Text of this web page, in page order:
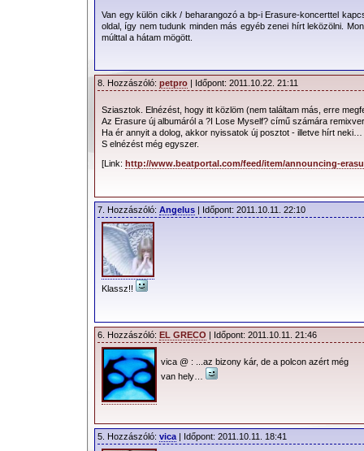
Van egy külön cikk / beharangozó a bp-i Erasure-koncerttel
oldal, így nem tudunk minden más egyéb zenei hírt leközölni.
múlttal a hátam mögött.
8. Hozzászóló: petpro | Időpont: 2011.10.22. 21:11
Sziasztok. Elnézést, hogy itt közlöm (nem találtam más, erre
Az Erasure új albumáról a ?I Lose Myself? című számára
Ha ér annyit a dolog, akkor nyissatok új posztot - illetve hírt neki…
S elnézést még egyszer.
[Link: http://www.beatportal.com/feed/item/announcing-
7. Hozzászóló: Angelus | Időpont: 2011.10.11. 22:10
Klassz!!
6. Hozzászóló: EL GRECO | Időpont: 2011.10.11. 21:46
vica @ : ...az bizony kár, de a polcon azért még
van hely…
5. Hozzászóló: vica | Időpont: 2011.10.11. 18:41